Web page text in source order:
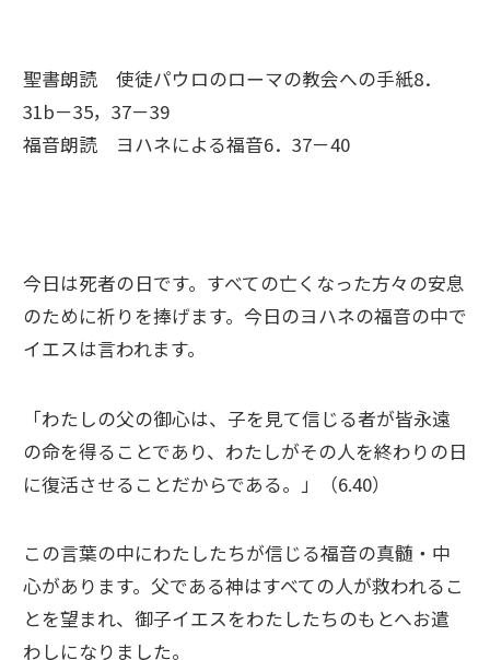
聖書朗読 使徒パウロのローマの教会への手紙8．
31b－35，37－39
福音朗読 ヨハネによる福音6．37－40
今日は死者の日です。すべての亡くなった方々の安息
のために祈りを捧げます。今日のヨハネの福音の中で
イエスは言われます。
「わたしの父の御心は、子を見て信じる者が皆永遠
の命を得ることであり、わたしがその人を終わりの日
に復活させることだからである。」（6.40）
この言葉の中にわたしたちが信じる福音の真髄・中
心があります。父である神はすべての人が救われるこ
とを望まれ、御子イエスをわたしたちのもとへお遣
わしになりました。